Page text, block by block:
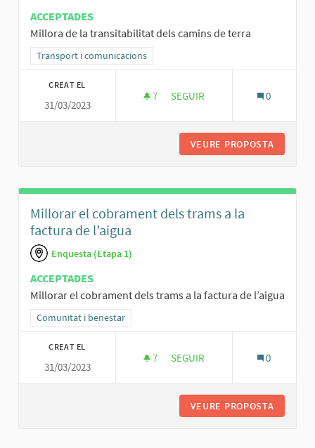
ACCEPTADES
Millora de la transitabilitat dels camins de terra
Resultats al filtrar per la categoria: Transport i comunicacions
Transport i comunicacions
CREAT EL
31/03/2023
7 7 SEGUIDORES
SEGUIR 0
VEURE PROPOSTA
Millorar el cobrament dels trams a la
factura de l’aigua
Enquesta (Etapa 1)
ACCEPTADES
Millorar el cobrament dels trams a la factura de l’aigua
Resultats al filtrar per la categoria: Comunitat i benestar
Comunitat i benestar
CREAT EL
31/03/2023
7 7 SEGUIDORES
SEGUIR 0
VEURE PROPOSTA